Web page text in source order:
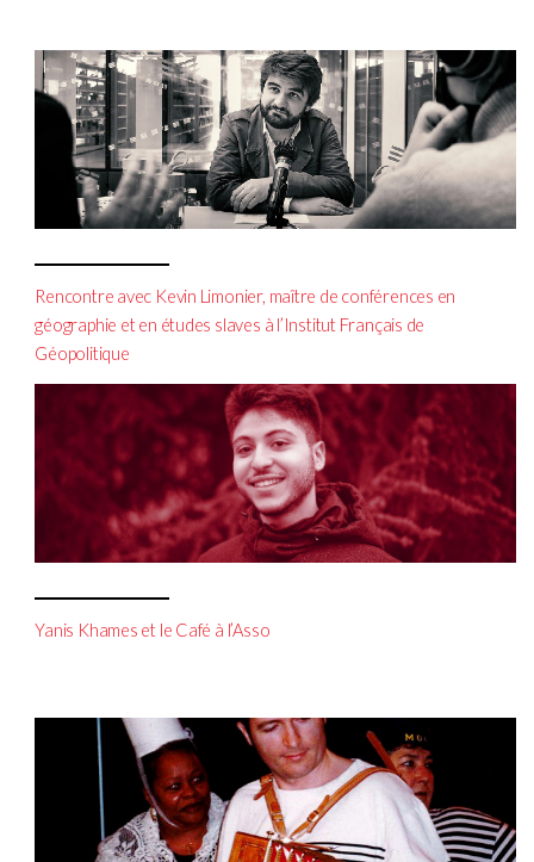
Rencontre avec Kevin Limonier, maître de conférences en
géographie et en études slaves à l’Institut Français de
Géopolitique
Yanis Khames et le Café à l’Asso